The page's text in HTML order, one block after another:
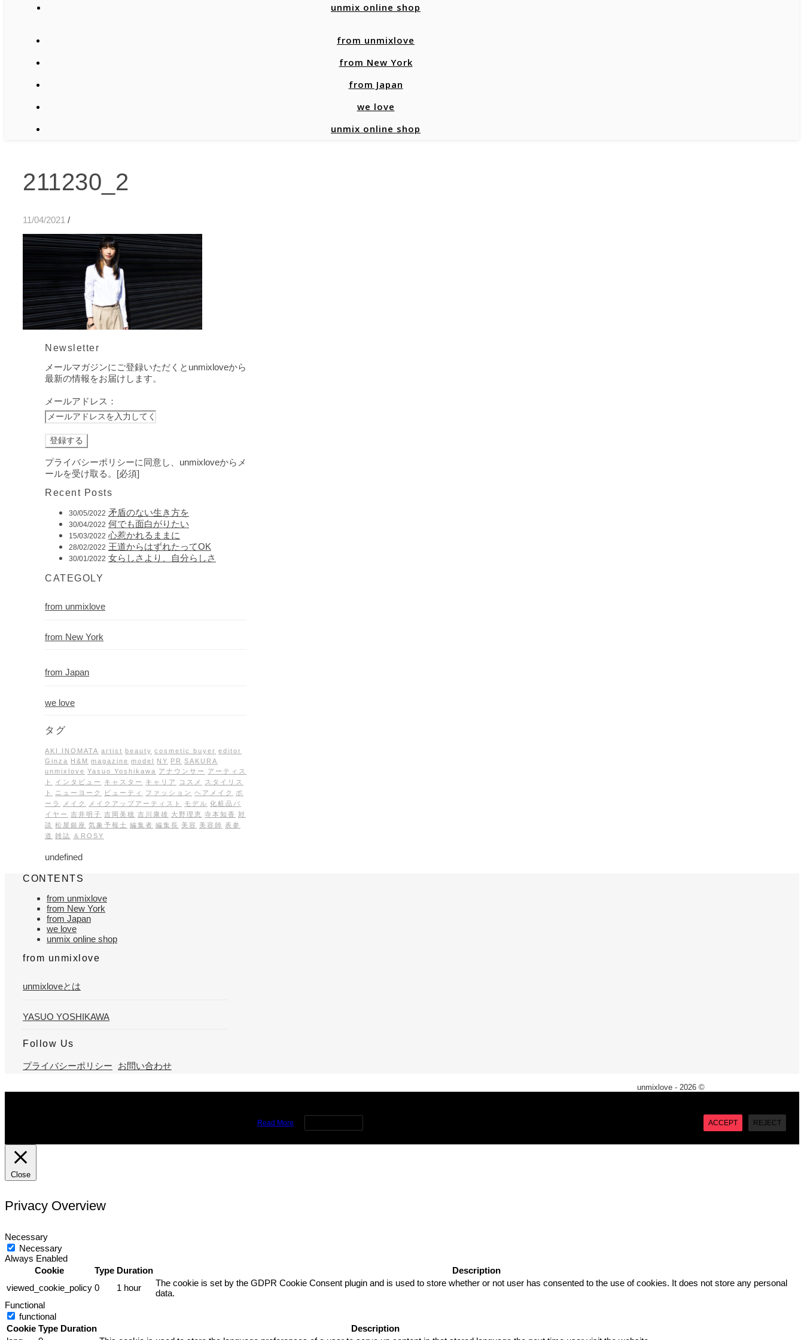
unmix online shop
from unmixlove
from New York
from Japan
we love
unmix online shop
211230_2
11/04/2021 /
Newsletter
メールマガジンにご登録いただくとunmixloveから
最新の情報をお届けします。
メールアドレス：
プライバシーポリシーに同意し、unmixloveからメ
ールを受け取る。[必須]
Recent Posts
30/05/2022 矛盾のない生き方を
30/04/2022 何でも面白がりたい
15/03/2022 心惹かれるままに
28/02/2022 王道からはずれたってOK
30/01/2022 女らしさより、自分らしさ
CATEGOLY
from unmixlove
from New York
from Japan
we love
タグ
AKI INOMATA artist beauty cosmetic buyer editor
Ginza H&M magazine model NY PR SAKURA
unmixlove Yasuo Yoshikawa アナウンサー
アーティス
ト
インタビュー キャスター キャリア コスメ
スタイリス
ト
ニューヨーク ビューティ ファッション ヘアメイク
ポ
ーラ
メイク メイクアップアーティスト モデル 化粧品バ
イヤー 吉井明子 吉岡美穂 吉川康雄 大野理恵 寺本知香
対
談 松屋銀座 気象予報士 編集者 編集長 美容 美容師 表参
道 雑誌 ＆ROSY
undefined
CONTENTS
from unmixlove
from New York
from Japan
we love
unmix online shop
from unmixlove
unmixloveとは
YASUO YOSHIKAWA
Follow Us
プライバシーポリシー お問い合わせ
unmixlove - 2026 ©
Read More REJECT
ACCEPT
Close
Privacy Overview
Necessary
Necessary
Always Enabled
Cookie
Type Duration
Description
viewed_cookie_policy 0 1 hour
The cookie is set by the GDPR Cookie Consent plugin and is used to store whether or not user has consented to the use of cookies. It does not store any personal
data.
Functional
functional
Cookie Type Duration
Description